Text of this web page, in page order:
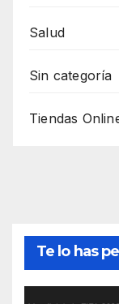
Salud
Sin categoría
Tiendas
Te lo has